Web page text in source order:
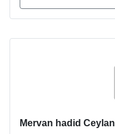
Mervan hadid Ceylan